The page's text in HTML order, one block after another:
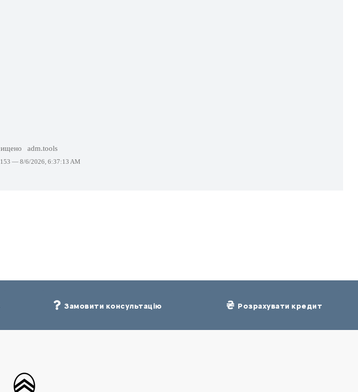
Замовити консультацію Розрахувати кредит